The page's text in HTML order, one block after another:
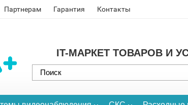
Партнерам Гарантия Контакты
IT-МАРКЕТ ТОВАРОВ И